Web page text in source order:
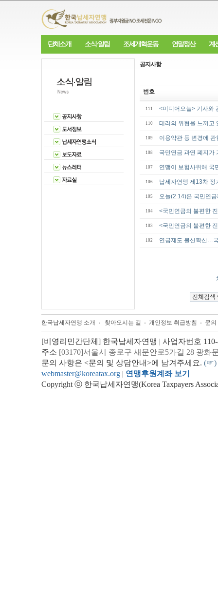
단체소개 소식·알림 조세개혁운동 연말정산 계
공지사항
번호
111 <미디어오늘> 기사와
110 테러의 위협을 느끼고
109 이용약관 등 변경에
108 국민연금 과연 폐지가
107 연맹이 보험사위해
106 납세자연맹 제13차 정
105 오늘(2.14)은 국민연
104 <국민연금의 불편한
103 <국민연금의 불편한
102 연금제도 불신확산…
한국납세자연맹 소개 찾아오시는 길 개인정보 취급방침 문
[비영리민간단체] 한국납세자연맹 | 사업자번호
주소 [03170]서울시 종로구 새문안로5가길 28 광화
문의 사항은 <문의 및 상담안내>에 남겨주세요. (☞)
webmaster@koreatax.org | 연맹후원계좌 보기
Copyright ⓒ 한국납세자연맹(Korea Taxpayers